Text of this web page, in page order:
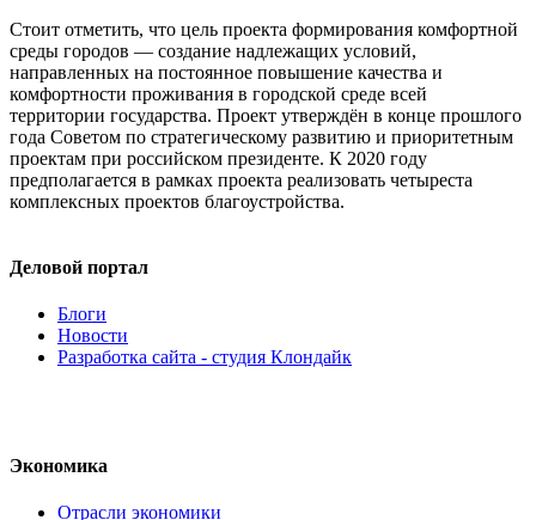
Стоит отметить, что цель проекта формирования комфортной
среды городов — создание надлежащих условий,
направленных на постоянное повышение качества и
комфортности проживания в городской среде всей
территории государства. Проект утверждён в конце прошлого
года Советом по стратегическому развитию и приоритетным
проектам при российском президенте. К 2020 году
предполагается в рамках проекта реализовать четыреста
комплексных проектов благоустройства.
Деловой портал
Блоги
Новости
Разработка сайта - студия Клондайк
Экономика
Отрасли экономики